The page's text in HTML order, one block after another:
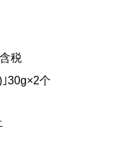
税
30g×2个